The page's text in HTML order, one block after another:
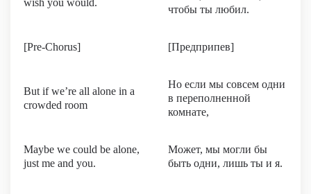
wish you would.
чтобы ты любил.
[Pre-Chorus] [Предприпев]
But if we’re all alone in a
crowded room
Но если мы совсем одни
в переполненной
комнате,
Maybe we could be alone,
just me and you.
Может, мы могли бы
быть одни, лишь ты и я.